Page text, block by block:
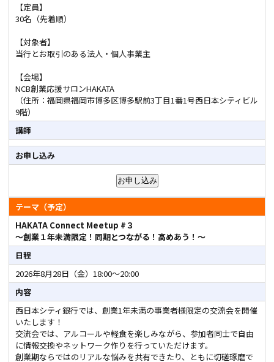
【定員】
30名（先着順）
【対象者】
当行とお取引のある法人・個人事業主
【会場】
NCB創業応援サロンHAKATA
（住所：福岡県福岡市博多区博多駅前3丁目1番1号西日本シティビル
9階）
講師
お申し込み
テーマ（予定）
HAKATA Connect Meetup #３
～創業１年未満限定！同期とつながる！高めあう！～
日程
2026年8月28日（金）18:00～20:00
内容
西日本シティ銀行では、創業1年未満の事業者様限定の交流会を開催
いたします！
交流会では、アルコールや軽食を楽しみながら、参加者同士で自由
に情報交換やネットワーク作りを行っていただけます。
創業期ならではのリアルな悩みを共有できたり、ともに切磋琢磨で